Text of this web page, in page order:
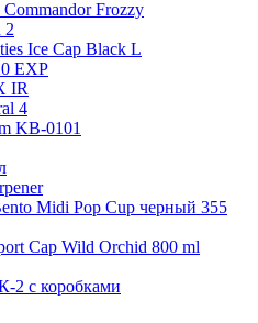
Frozzy
2
Ice Cap Black L
EXP
IR
4
KB-0101
Midi Pop Cup черный 355
Cap Wild Orchid 800 ml
2 с коробками